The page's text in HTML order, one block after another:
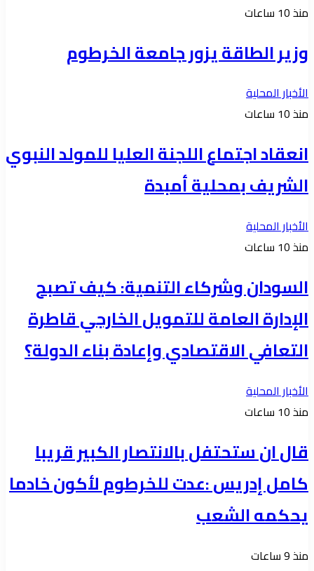
منذ 10 ساعات
وزير الطاقة يزور جامعة الخرطوم
الأخبار المحلية
منذ 10 ساعات
انعقاد اجتماع اللجنة العليا للمولد النبوي
الشريف بمحلية أمبدة
الأخبار المحلية
منذ 10 ساعات
السودان وشركاء التنمية: كيف تصبح
الإدارة العامة للتمويل الخارجي قاطرة
التعافي الاقتصادي وإعادة بناء الدولة؟
الأخبار المحلية
منذ 10 ساعات
قال ان ستحتفل بالانتصار الكبير قريبا
كامل إدريس :عدت للخرطوم لأكون خادما
يحكمه الشعب
منذ 9 ساعات